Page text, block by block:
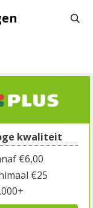
kwaliteit
€6,00
€25